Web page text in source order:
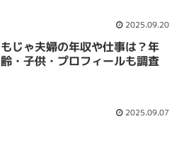
2025.09.20
もじゃ夫婦の年収や仕事は？年
齢・子供・プロフィールも調査
2025.09.07